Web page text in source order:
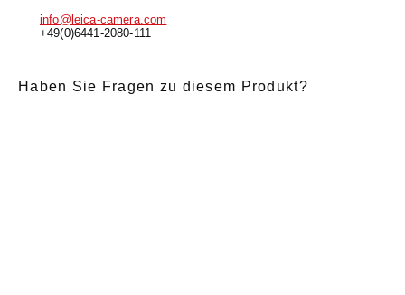
info@leica-camera.com
+49(0)6441-2080-111
Haben Sie Fragen zu diesem Produkt?